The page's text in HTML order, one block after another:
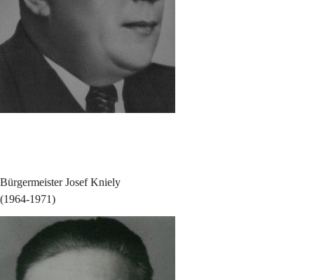
Bürgermeister Josef Kniely
(1964-1971)